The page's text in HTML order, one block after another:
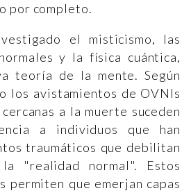
por completo.
el misticismo, las
y la física cuántica,
teoría de la mente. Según
los avistamientos de OVNIs
a la muerte suceden
a individuos que han
traumáticos que debilitan
"realidad normal". Estos
permiten que emerjan capas